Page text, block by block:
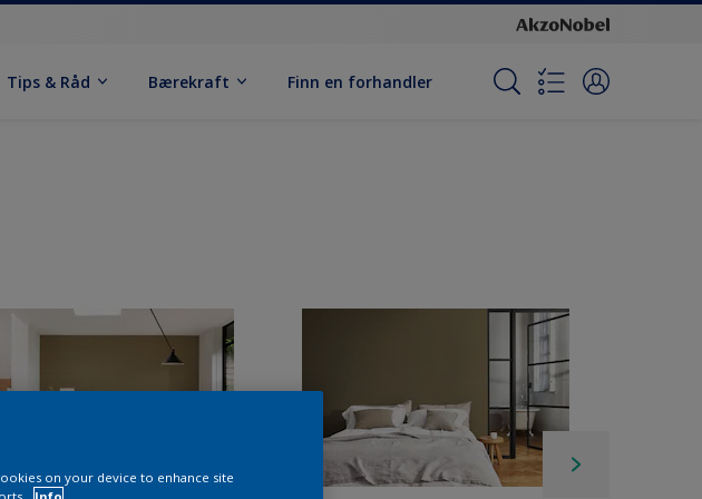
Tips & Råd Bærekraft Finn en forhandler
on your device to enhance site